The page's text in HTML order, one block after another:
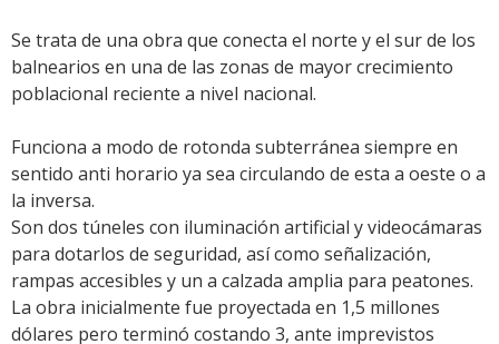
Se trata de una obra que conecta el norte y el sur de los
balnearios en una de las zonas de mayor crecimiento
poblacional reciente a nivel nacional.
Funciona a modo de rotonda subterránea siempre en
sentido anti horario ya sea circulando de esta a oeste o a
la inversa.
Son dos túneles con iluminación artificial y videocámaras
para dotarlos de seguridad, así como señalización,
rampas accesibles y un a calzada amplia para peatones.
La obra inicialmente fue proyectada en 1,5 millones
dólares pero terminó costando 3, ante imprevistos